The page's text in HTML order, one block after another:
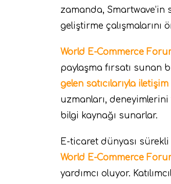
zamanda, Smartwave’in
geliştirme çalışmalarını
World E-Commerce
paylaşma fırsatı sunan
gelen satıcılarıyla
uzmanları,
bilgi kaynağı sunarlar.
E-ticaret dünyası
World E-Commerce
yardımcı oluyor.